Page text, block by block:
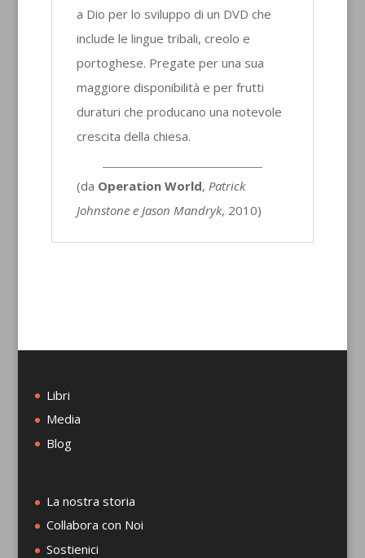
a Dio per lo sviluppo di un DVD che
include le lingue tribali, creolo e
portoghese. Pregate per una sua
maggiore disponibilità e per frutti
duraturi che producano una notevole
crescita della chiesa.
(da Operation World, Patrick
Johnstone e Jason Mandryk, 2010)
Libri
Media
Blog
La nostra storia
Collabora con Noi
Sostienici